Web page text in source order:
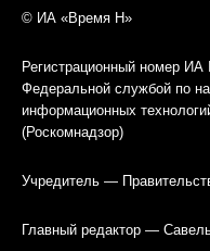
© ИА «Время Н»
Регистрационный номер
Федеральной службой по
информационных
(Роскомнадзор)
Учредитель —
Главный редактор —